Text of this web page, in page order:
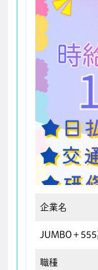
企業名
JUMBO＋
職種